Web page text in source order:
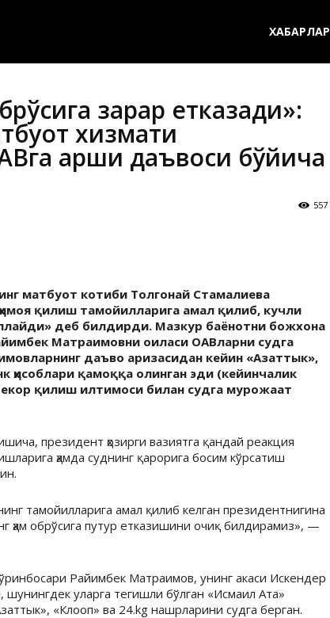
ХАБАРЛАР
зарар етказади»:
хизмати
қарши даъвоси бўйича
557
матбуот котиби Толгонай Стамалиева
қилиш тамойилларига амал қилиб, кучли
деб билдирди. Мазкур баёнотни божхона
Матраимовни оиласи ОАВларни судга
даъво аризасидан кейин «Азаттык»,
ҳисоблари қамоққа олинган эди (кейинчалик
қилиш илтимоси билан судга мурожаат
президент ҳозирги вазиятга қандай реакция
ҳамда суднинг қарорига босим кўрсатиш
тамойилларига амал қилиб келган президентнигина
ҳам обрўсига путур етказишини очиқ билдирамиз», —
Райимбек Матраимов, унинг акаси Искендер
уларга тегишли бўлган «Исмаил Ата»
«Клооп» ва 24.kg нашрларини судга берган.